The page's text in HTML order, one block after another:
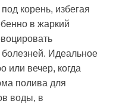
корень, избегая
в жаркий
Идеальное
или вечер, когда
полива для
воды, в